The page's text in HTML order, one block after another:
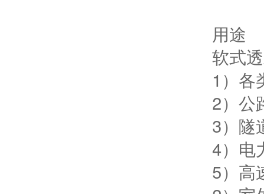
用途
软式
1）各
2）公
3）隧
4）电
5）高